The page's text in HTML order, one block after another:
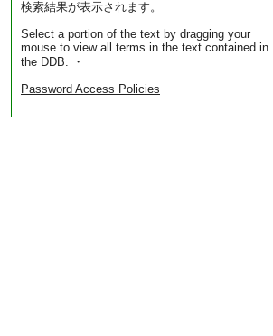
検索結果が表示されます。
Select a portion of the text by dragging your
mouse to view all terms in the text contained in
the DDB. ・
Password Access Policies